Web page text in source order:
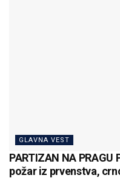
GLAVNA VEST
PARTIZAN NA PRAGU
požar iz prvenstva,